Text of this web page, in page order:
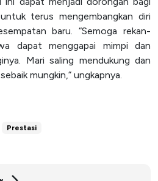
terus mengembangkan diri
baru. “Semoga rekan-
dapat menggapai mimpi dan
Mari saling mendukung dan
mungkin,” ungkapnya.
Prestasi